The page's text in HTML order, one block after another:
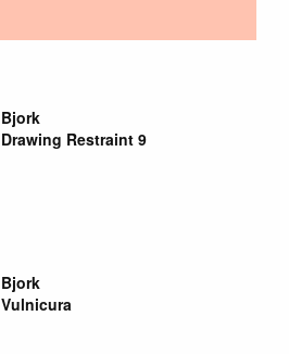
Bjork
Drawing Restraint 9
Bjork
Vulnicura